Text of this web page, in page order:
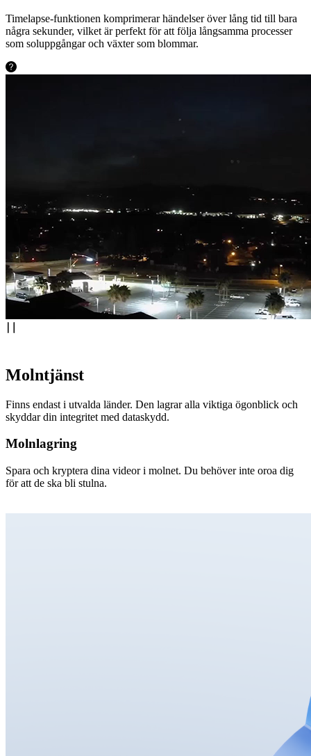
Timelapse-funktionen komprimerar händelser över lång tid till bara
några sekunder, vilket är perfekt för att följa långsamma processer
som soluppgångar och växter som blommar.
Molntjänst
Finns endast i utvalda länder. Den lagrar alla viktiga ögonblick och
skyddar din integritet med dataskydd.
Molnlagring
Spara och kryptera dina videor i molnet. Du behöver inte oroa dig
för att de ska bli stulna.